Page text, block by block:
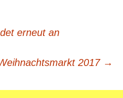
erneut an
2017 →